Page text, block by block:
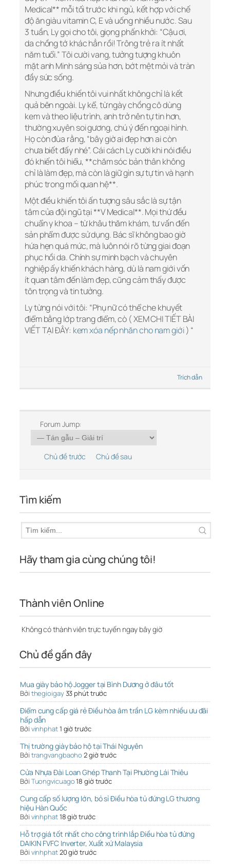
Medical** mỗi tối trước khi ngủ, kết hợp với chế
độ ăn giàu vitamin C, E và uống nhiều nước. Sau
3 tuần, Ly gọi cho tôi, giọng phấn khởi: “Cậu ơi,
da chồng tớ khác hẳn rồi! Trông trẻ ra ít nhất
năm tuổi.” Tôi cười vang, tưởng tượng khuôn
mặt anh Minh sáng sủa hơn, bớt mệt mỏi và tràn
đầy sức sống.
Nhưng điều khiến tôi vui nhất không chỉ là kết
quả bên ngoài. Ly kể, từ ngày chồng cô dùng
kem và theo liệu trình, anh trở nên tự tin hơn,
thường xuyên soi gương, chú ý đến ngoại hình.
Họ còn đùa rằng, “bây giờ ai đẹp hơn ai còn
chưa biết đấy nhé”. Cái cách Ly cười khi nói điều
đó khiến tôi hiểu, **chăm sóc bản thân không
chỉ là làm đẹp, mà còn là giữ gìn sự tự tin và hạnh
phúc trong mối quan hệ**.
Một điều khiến tôi ấn tượng sâu sắc là sự tận
tâm của đội ngũ tại **V Medical**. Mọi thứ đều
chuẩn y khoa – từ khâu thăm khám, tư vấn đến
sản phẩm được sử dụng. Bác sĩ không bao giờ
hứa hẹn quá mức, mà luôn nói rõ từng giai đoạn
phục hồi da. Chính sự minh bạch và chuyên
nghiệp ấy khiến khách hàng, dù là nam giới vốn
ít quan tâm đến làm đẹp, cũng cảm thấy được
tôn trọng và tin tưởng.
Ly từng nói với tôi: “Phụ nữ có thể che khuyết
điểm bằng lớp trang điểm, cò ( XEM CHI TIẾT BÀI
VIẾT TẠI ĐÂY: kem xóa nếp nhăn cho nam giới) “
Trích dẫn
Forum Jump:
Chủ đề trước Chủ đề sau
Tìm kiếm
Hãy tham gia cùng chúng tôi!
Thành viên Online
Không có thành viên trực tuyến ngay bây giờ
Chủ đề gần đây
Mua giày bảo hộ Jogger tại Bình Dương ở đâu tốt
Bởi thegioigay33 phút trước
Điểm cung cấp giá rẻ Điều hòa âm trần LG kèm nhiều ưu đãi
hấp dẫn
Bởi vinhphat1 giờ trước
Thị trường giày bảo hộ tại Thái Nguyên
Bởi trangvangbaoho 2 giờ trước
Cửa Nhựa Đài Loan Ghép Thanh Tại Phường Lái Thiêu
Bởi Tuongvicuago18 giờ trước
Cung cấp số lượng lớn, bỏ sỉ Điều hòa tủ đứng LG thương
hiệu Hàn Quốc
Bởi vinhphat18 giờ trước
Hỗ trợ giá tốt nhất cho công trình lắp Điều hòa tủ đứng
DAIKIN FVFC Inverter, Xuất xứ Malaysia
Bởi vinhphat20 giờ trước